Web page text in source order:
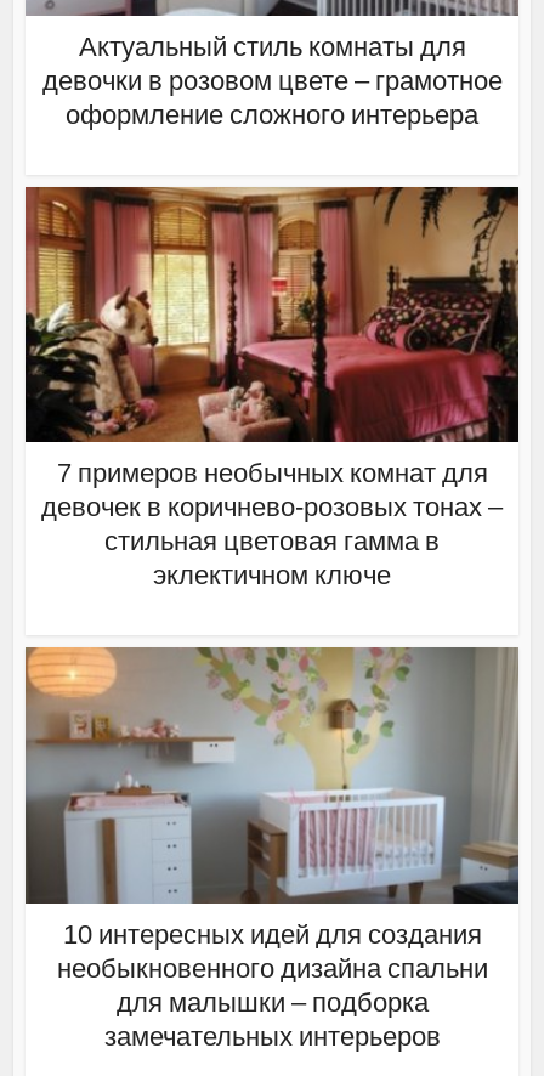
Актуальный стиль комнаты для
девочки в розовом цвете – грамотное
оформление сложного интерьера
7 примеров необычных комнат для
девочек в коричнево-розовых тонах –
стильная цветовая гамма в
эклектичном ключе
10 интересных идей для создания
необыкновенного дизайна спальни
для малышки – подборка
замечательных интерьеров